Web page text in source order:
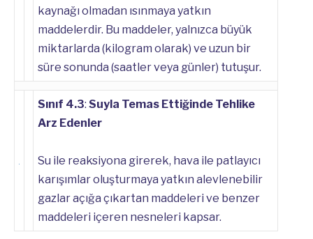
kaynağı olmadan ısınmaya yatkın
maddelerdir. Bu maddeler, yalnızca büyük
miktarlarda (kilogram olarak) ve uzun bir
süre sonunda (saatler veya günler) tutuşur.
Sınıf 4.3: Suyla Temas Ettiğinde Tehlike
Arz Edenler
Su ile reaksiyona girerek, hava ile patlayıcı
karışımlar oluşturmaya yatkın alevlenebilir
gazlar açığa çıkartan maddeleri ve benzer
maddeleri içeren nesneleri kapsar.